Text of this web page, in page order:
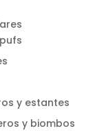
y estantes
y biombos